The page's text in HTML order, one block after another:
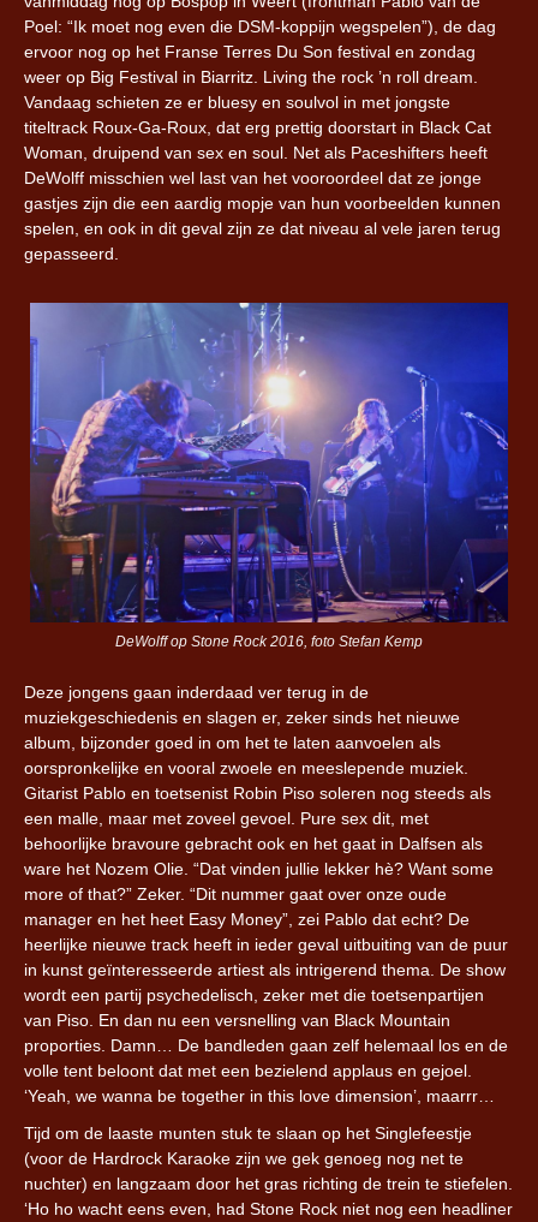
Poel: “Ik moet nog even die DSM-koppijn wegspelen”), de dag
ervoor nog op het Franse Terres Du Son festival en zondag
weer op Big Festival in Biarritz. Living the rock ’n roll dream.
Vandaag schieten ze er bluesy en soulvol in met jongste
titeltrack Roux-Ga-Roux, dat erg prettig doorstart in Black Cat
Woman, druipend van sex en soul. Net als Paceshifters heeft
DeWolff misschien wel last van het vooroordeel dat ze jonge
gastjes zijn die een aardig mopje van hun voorbeelden kunnen
spelen, en ook in dit geval zijn ze dat niveau al vele jaren terug
gepasseerd.
DeWolff op Stone Rock 2016, foto Stefan Kemp
Deze jongens gaan inderdaad ver terug in de
muziekgeschiedenis en slagen er, zeker sinds het nieuwe
album, bijzonder goed in om het te laten aanvoelen als
oorspronkelijke en vooral zwoele en meeslepende muziek.
Gitarist Pablo en toetsenist Robin Piso soleren nog steeds als
een malle, maar met zoveel gevoel. Pure sex dit, met
behoorlijke bravoure gebracht ook en het gaat in Dalfsen als
ware het Nozem Olie. “Dat vinden jullie lekker hè? Want some
more of that?” Zeker. “Dit nummer gaat over onze oude
manager en het heet Easy Money”, zei Pablo dat echt? De
heerlijke nieuwe track heeft in ieder geval uitbuiting van de puur
in kunst geïnteresseerde artiest als intrigerend thema. De show
wordt een partij psychedelisch, zeker met die toetsenpartijen
van Piso. En dan nu een versnelling van Black Mountain
proporties. Damn… De bandleden gaan zelf helemaal los en de
volle tent beloont dat met een bezielend applaus en gejoel.
‘Yeah, we wanna be together in this love dimension’, maarrr…
Tijd om de laaste munten stuk te slaan op het Singlefeestje
(voor de Hardrock Karaoke zijn we gek genoeg nog net te
nuchter) en langzaam door het gras richting de trein te stiefelen.
‘Ho ho wacht eens even, had Stone Rock niet nog een headliner